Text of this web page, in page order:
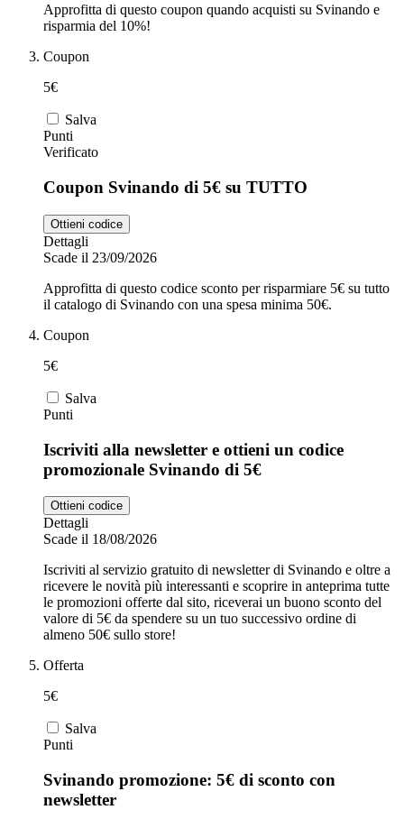
Approfitta di questo coupon quando acquisti su Svinando e
risparmia del 10%!
Coupon
5€
Salva
Punti
Verificato
Coupon Svinando di 5€ su TUTTO
Ottieni codice
Dettagli
Scade il 23/09/2026
Approfitta di questo codice sconto per risparmiare 5€ su tutto
il catalogo di Svinando con una spesa minima 50€.
Coupon
5€
Salva
Punti
Iscriviti alla newsletter e ottieni un codice
promozionale Svinando di 5€
Ottieni codice
Dettagli
Scade il 18/08/2026
Iscriviti al servizio gratuito di newsletter di Svinando e oltre a
ricevere le novità più interessanti e scoprire in anteprima tutte
le promozioni offerte dal sito, riceverai un buono sconto del
valore di 5€ da spendere su un tuo successivo ordine di
almeno 50€ sullo store!
Offerta
5€
Salva
Punti
Svinando promozione: 5€ di sconto con
newsletter